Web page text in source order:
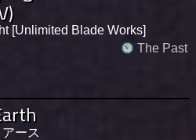
[Unlimited Blade Works]
The Past
ース